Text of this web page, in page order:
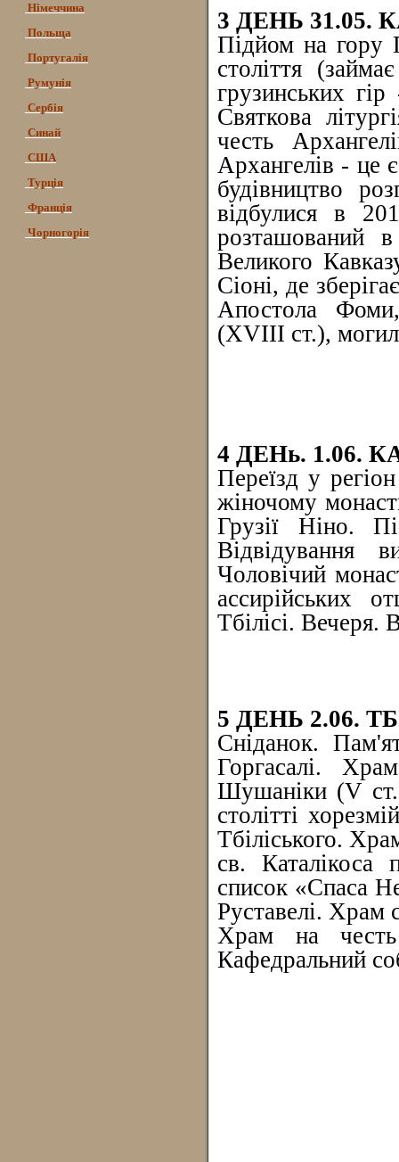
Німеччина
Польща
Португалія
Румунія
Сербія
Синай
США
Турція
Франція
Чорногорія
3 ДЕНЬ 31.05.
Підйом на гору
століття
грузинських
Святкова
честь
Архангелів - це
будівництво
відбулися в
розташований
Великого
Сіоні, де
Апостола
(XVIII ст.),
4 ДЕНь. 1.06.
Переїзд у
жіночому
Грузії Ніно.
Відвідування
Чоловічий
ассирійських
Тбілісі. Вечеря.
5 ДЕНЬ 2.06.
Сніданок.
Горгасалі.
Шушаніки (V
столітті
Тбіліського.
св. Каталікоса
список «Спаса
Руставелі. Храм
Храм на честь
Кафедральний